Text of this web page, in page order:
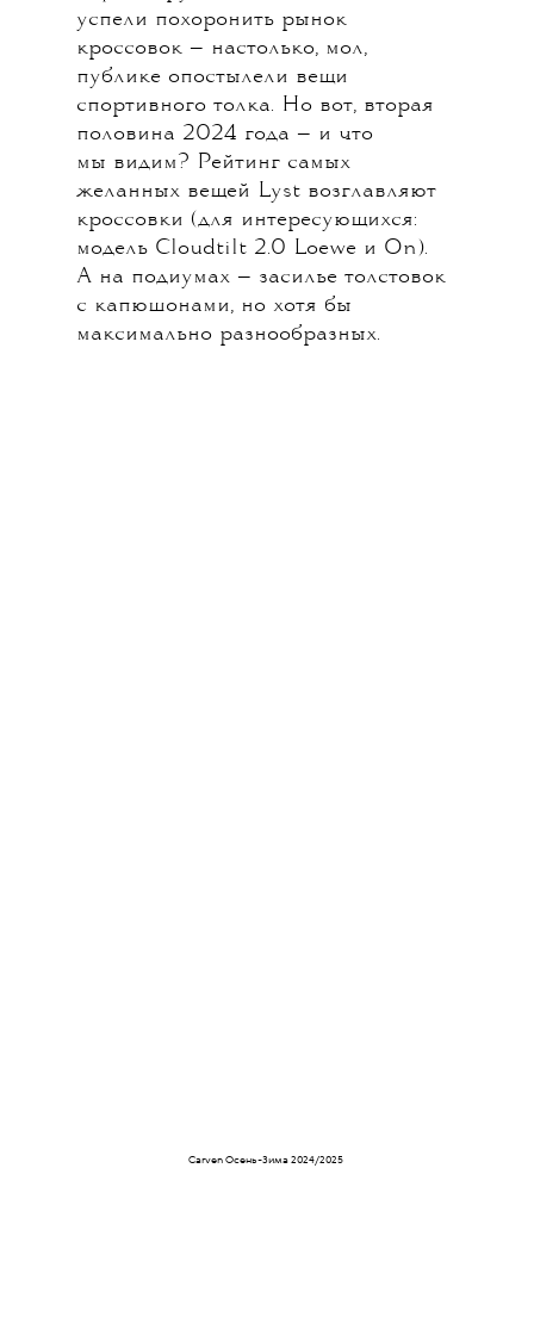
успели похоронить рынок
кроссовок — настолько, мол,
публике опостылели вещи
спортивного толка. Но вот, вторая
половина 2024 года — и что
мы видим? Рейтинг самых
желанных вещей Lyst возглавляют
кроссовки (для интересующихся:
модель Cloudtilt 2.0 Loewe и On).
А на подиумах — засилье толстовок
с капюшонами, но хотя бы
максимально разнообразных.
Carven Осень-Зима 2024/2025